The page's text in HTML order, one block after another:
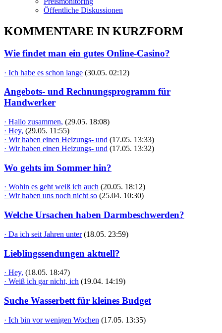
Öffentliche Diskussionen
KOMMENTARE IN KURZFORM
Wie findet man ein gutes Online-Casino?
· Ich habe es schon lange (30.05. 02:12)
Angebots- und Rechnungsprogramm für
Handwerker
· Hallo zusammen, (29.05. 18:08)
· Hey, (29.05. 11:55)
· Wir haben einen Heizungs- und (17.05. 13:33)
· Wir haben einen Heizungs- und (17.05. 13:32)
Wo gehts im Sommer hin?
· Wohin es geht weiß ich auch (20.05. 18:12)
· Wir haben uns noch nicht so (25.04. 10:30)
Welche Ursachen haben Darmbeschwerden?
· Da ich seit Jahren unter (18.05. 23:59)
Lieblingssendungen aktuell?
· Hey, (18.05. 18:47)
· Weiß ich gar nicht, ich (19.04. 14:19)
Suche Wasserbett für kleines Budget
· Ich bin vor wenigen Wochen (17.05. 13:35)